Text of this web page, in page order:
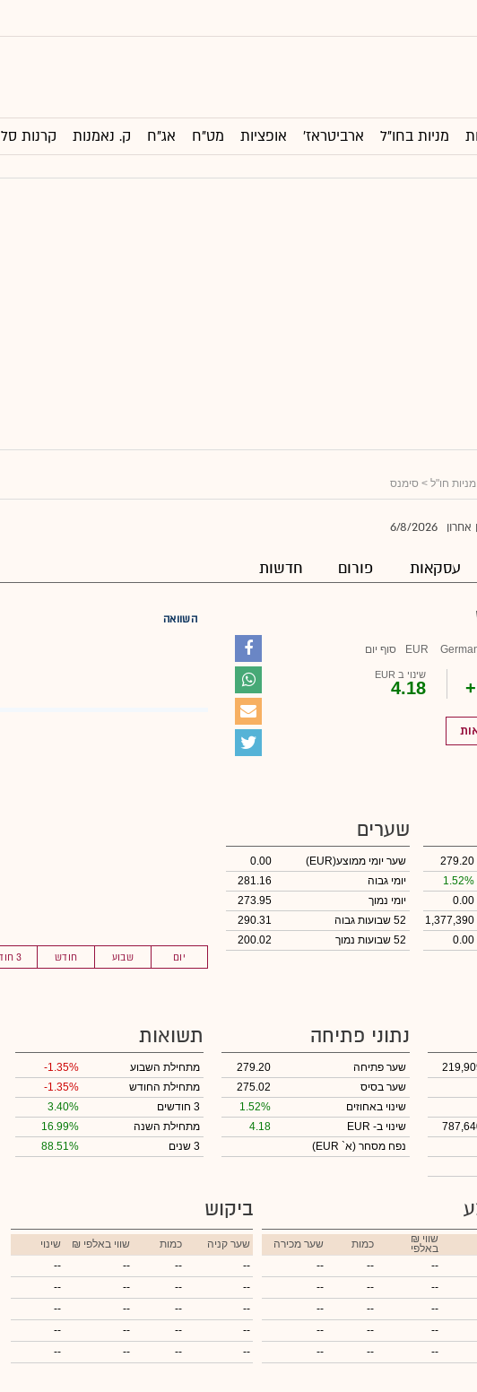
מניות בחו"ל ארביטראז' אופציות מט"ח אג"ח ק. נאמנות קרנות סל
מניות חו"ל > סימנס
אחרון 6/8/2026
עסקאות פורום חדשות
EUR סוף יום
שינוי ב EUR
4.18
השוואה
יום שבוע חודש 3 חוד'
279.20
1.52%
0.00
1,377,390
0.00
שערים
שער יומי ממוצע(EUR)
0.00
יומי גבוה
281.16
יומי נמוך
273.95
52 שבועות גבוה
290.31
52 שבועות נמוך
200.02
נתוני פתיחה
שער פתיחה
279.20
שער בסיס
275.02
שינוי באחוזים
1.52%
שינוי ב- EUR
4.18
נפח מסחר (א` EUR)
תשואות
מתחילת השבוע
-1.35%
מתחילת החודש
-1.35%
3 חודשים
3.40%
מתחילת השנה
16.99%
3 שנים
88.51%
₪ שווי
באלפי כמות
שער מכירה
--
--
--
--
--
--
--
--
--
--
--
--
--
--
--
ביקוש
שער קניה כמות ₪ שווי באלפי
שינוי
--
--
--
--
--
--
--
--
--
--
--
--
--
--
--
--
--
--
--
--